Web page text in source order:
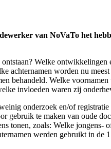
van NoVaTo het
Welke ontwikkelingen
achternamen worden nu
behandeld. Welke
invloeden waren zij
onderzoek en/of
gebruik te maken van oude
tonen, zoals: Welke jongens-
werden gebruikt in de